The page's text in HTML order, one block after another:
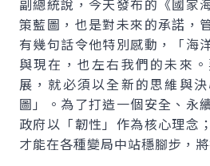
副總統說，今天發布的《國家
策藍圖，也是對未來的承諾，
有幾句話令他特別感動，「海
與現在，也左右我們的未來
展，就必須以全新的思維與
圖」。為了打造一個安全、永
政府以「韌性」作為核心理念
才能在各種變局中站穩腳步，